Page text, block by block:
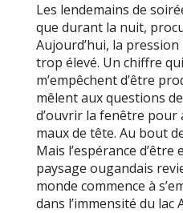
Les lendemains de
que durant la nuit,
Aujourd’hui, la
trop élevé. Un chiffre
m’empêchent d’être
mêlent aux questions
d’ouvrir la fenêtre pour
maux de tête. Au bout
Mais l’espérance
paysage ougandais
monde commence à
dans l’immensité du